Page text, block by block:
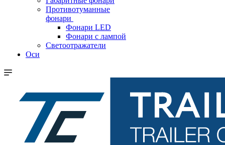
Противотуманные
фонари
Фонари LED
Фонари с лампой
Светоотражатели
Оси